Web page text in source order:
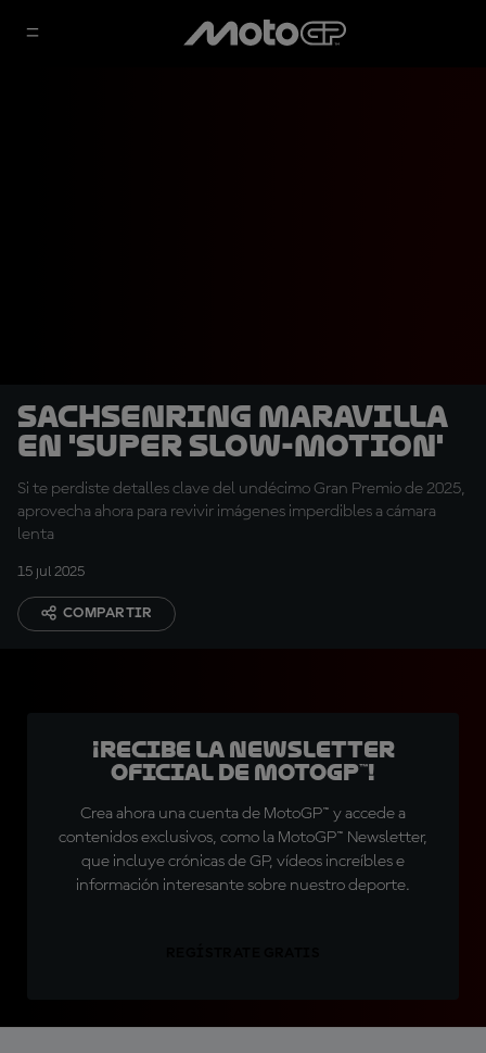
Sachsenring maravilla
en 'super slow-motion'
Si te perdiste detalles clave del undécimo Gran Premio de 2025,
aprovecha ahora para revivir imágenes imperdibles a cámara
lenta
15 jul 2025
COMPARTIR
¡Recibe la Newsletter
oficial de MotoGP™!
Crea ahora una cuenta de MotoGP™ y accede a
contenidos exclusivos, como la MotoGP™ Newsletter,
que incluye crónicas de GP, vídeos increíbles e
información interesante sobre nuestro deporte.